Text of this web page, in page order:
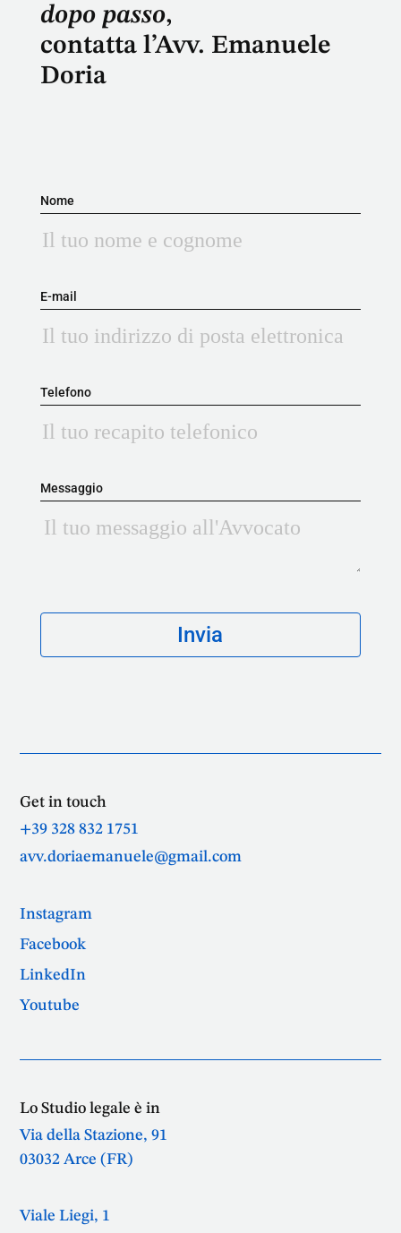
dopo passo,
contatta l’Avv. Emanuele
Doria
Nome
E-mail
Telefono
Messaggio
Get in touch
+39 328 832 1751
avv.doriaemanuele@gmail.com
Instagram
Facebook
LinkedIn
Youtube
Lo Studio legale è in
Via della Stazione, 91
03032 Arce (FR)
Viale Liegi, 1